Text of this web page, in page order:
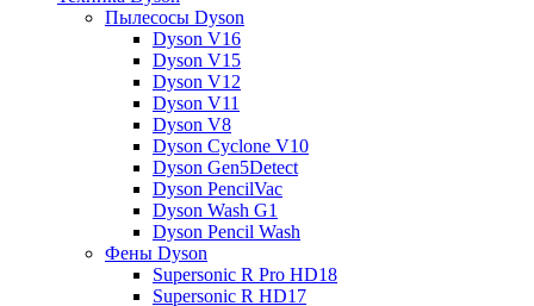
Пылесосы Dyson
Dyson V16
Dyson V15
Dyson V12
Dyson V11
Dyson V8
Dyson Cyclone V10
Dyson Gen5Detect
Dyson PencilVac
Dyson Wash G1
Dyson Pencil Wash
Фены Dyson
Supersonic R Pro HD18
Supersonic R HD17